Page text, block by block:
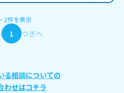
2件を表示
1 つぎへ
る相談についての
わせはコチラ